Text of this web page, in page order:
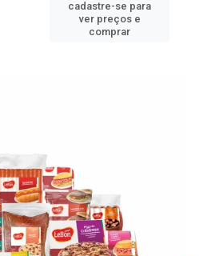
cadastre-se para
ver preços e
comprar